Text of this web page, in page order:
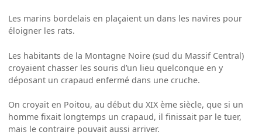
Les marins bordelais en plaçaient un dans les navires pour
éloigner les rats.
Les habitants de la Montagne Noire (sud du Massif Central)
croyaient chasser les souris d’un lieu quelconque en y
déposant un crapaud enfermé dans une cruche.
On croyait en Poitou, au début du XIX ème siècle, que si un
homme fixait longtemps un crapaud, il finissait par le tuer,
mais le contraire pouvait aussi arriver.